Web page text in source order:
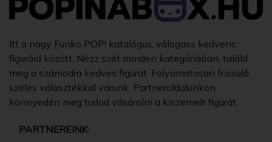
Itt a nagy Funko POP! katalógus, válogass kedvenc
figuráid között. Nézz szét minden kategóriában, találd
meg a számodra kedves figurát. Folyamatosan frissülő
széles választékkal várunk. Partneroldalunkon
könnyedén meg tudod vásárolni a kiszemelt figurát.
PARTNEREINK: